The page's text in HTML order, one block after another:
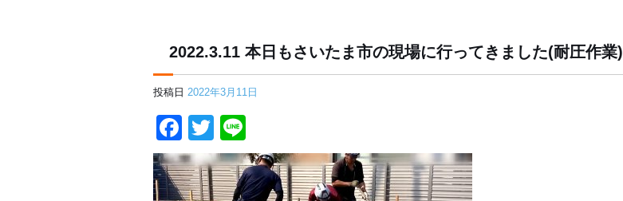
2022.3.11 本日もさいたま市の現場に行ってきました(耐圧作業)
投稿日 2022年3月11日
Facebook
Twitter